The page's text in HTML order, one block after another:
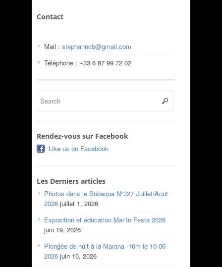
Contact
Mail : stephanncb@gmail.com
Téléphone : +33 6 87 99 72 02
Rendez-vous sur Facebook
Like us on Facebook
Les Derniers articles
Photos dans le Subaqua N°327 Juillet/Aout
2026 juillet 1, 2026
Exposition et éducation Mar’In Festa 2026
juin 19, 2026
Plongée de nuit à la Marana -16m le 10-06-
2026 juin 10, 2026